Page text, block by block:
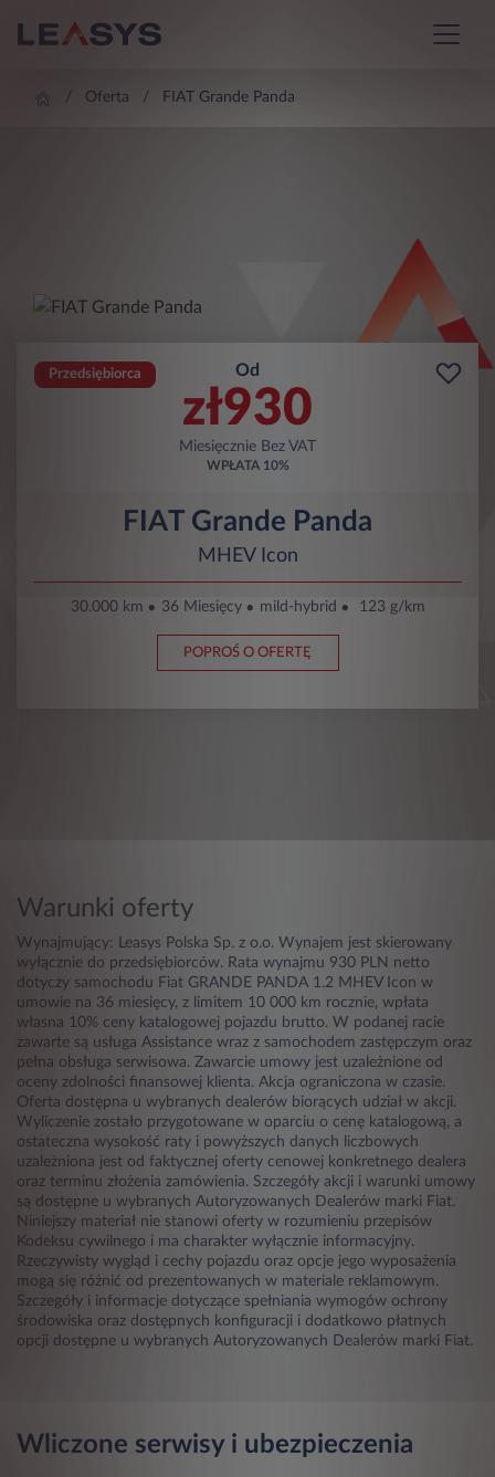
Oferta FIAT Grande Panda
Przedsiębiorca Od
zł930
Miesięcznie Bez VAT
WPŁATA 10%
FIAT Grande Panda
MHEV Icon
30.000 km 36 Miesięcy mild-hybrid 123 g/km
POPROŚ O OFERTĘ
Warunki oferty
Wynajmujący: Leasys Polska Sp. z o.o. Wynajem jest skierowany
wyłącznie do przedsiębiorców. Rata wynajmu 930 PLN netto
dotyczy samochodu Fiat GRANDE PANDA 1.2 MHEV Icon w
umowie na 36 miesięcy, z limitem 10 000 km rocznie, wpłata
własna 10% ceny katalogowej pojazdu brutto. W podanej racie
zawarte są usługa Assistance wraz z samochodem zastępczym oraz
pełna obsługa serwisowa. Zawarcie umowy jest uzależnione od
oceny zdolności finansowej klienta. Akcja ograniczona w czasie.
Oferta dostępna u wybranych dealerów biorących udział w akcji.
Wyliczenie zostało przygotowane w oparciu o cenę katalogową, a
ostateczna wysokość raty i powyższych danych liczbowych
uzależniona jest od faktycznej oferty cenowej konkretnego dealera
oraz terminu złożenia zamówienia. Szczegóły akcji i warunki umowy
są dostępne u wybranych Autoryzowanych Dealerów marki Fiat.
Niniejszy materiał nie stanowi oferty w rozumieniu przepisów
Kodeksu cywilnego i ma charakter wyłącznie informacyjny.
Rzeczywisty wygląd i cechy pojazdu oraz opcje jego wyposażenia
mogą się różnić od prezentowanych w materiale reklamowym.
Szczegóły i informacje dotyczące spełniania wymogów ochrony
środowiska oraz dostępnych konfiguracji i dodatkowo płatnych
opcji dostępne u wybranych Autoryzowanych Dealerów marki Fiat.
Wliczone serwisy i ubezpieczenia